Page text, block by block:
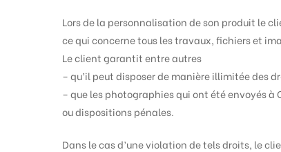
Lors de la personnalisation de son produit le
ce qui concerne tous les travaux, fichiers et
Le client garantit entre autres
– qu’il peut disposer de manière illimitée des
– que les photographies qui ont été envoyés
ou dispositions pénales.
Dans le cas d’une violation de tels droits, le